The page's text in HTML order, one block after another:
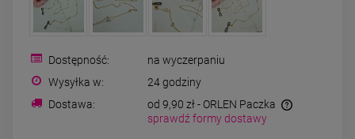
Bransoletka srebrna STAL
CHIRURGICZNA
modułowa czarne
koniczyny kryształki
79,00 zł
Dostępność:
na wyczerpaniu
Wysyłka w:
24 godziny
Dostawa:
od 9,90 zł - ORLEN Paczka
sprawdź formy dostawy